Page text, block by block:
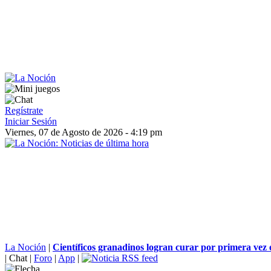
Regístrate
Iniciar Sesión
Viernes, 07 de Agosto de 2026 - 4:19 pm
La Noción | Científicos granadinos logran curar por primera vez
| Chat | Foro | App |